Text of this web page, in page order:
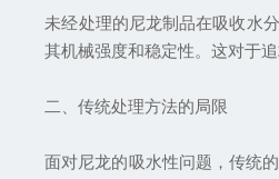
未经处理的尼龙制品在吸收水
其机械强度和稳定性。这对于
二、传统处理方法的局限
面对尼龙的吸水性问题，传统